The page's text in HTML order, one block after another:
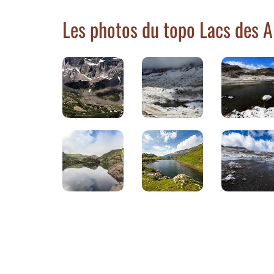
Les photos du topo Lacs des